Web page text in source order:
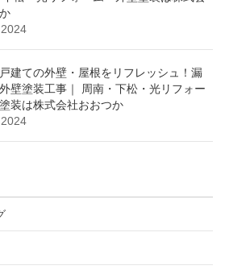
建ての外壁・屋根をリフレッシュ！漏
壁塗装工事｜ 周南・下松・光リフォー
装は株式会社おおつか